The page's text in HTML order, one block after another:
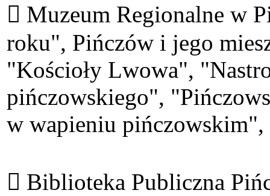
 Muzeum Regionalne w
roku", Pińczów i jego
"Kościoły Lwowa",
pińczowskiego",
w wapieniu pińczowskim",
 Biblioteka Publiczna